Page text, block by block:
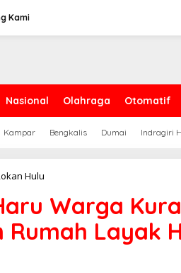
Kami
Nasional Olahraga Otomatif
Kampar Bengkalis Dumai Indragiri
Hulu
Haru
Warga
Kurang
Mampu
Warga
Rumah Layak